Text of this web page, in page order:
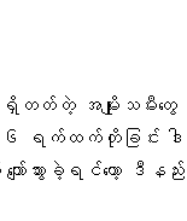
တ်တဲ့ အမျိုးသမီးတွေ
၆ ရက်ထက်တိုခြင်း ဒါ
ားခဲ့ရင်တော့ ဒီနည်း